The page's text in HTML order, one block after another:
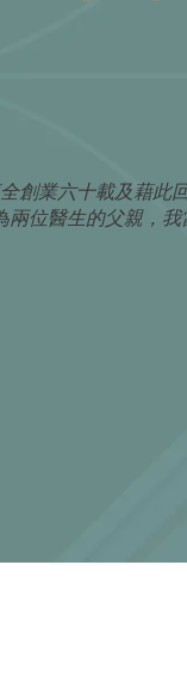
創業六十載及藉此
兩位醫生的父親，